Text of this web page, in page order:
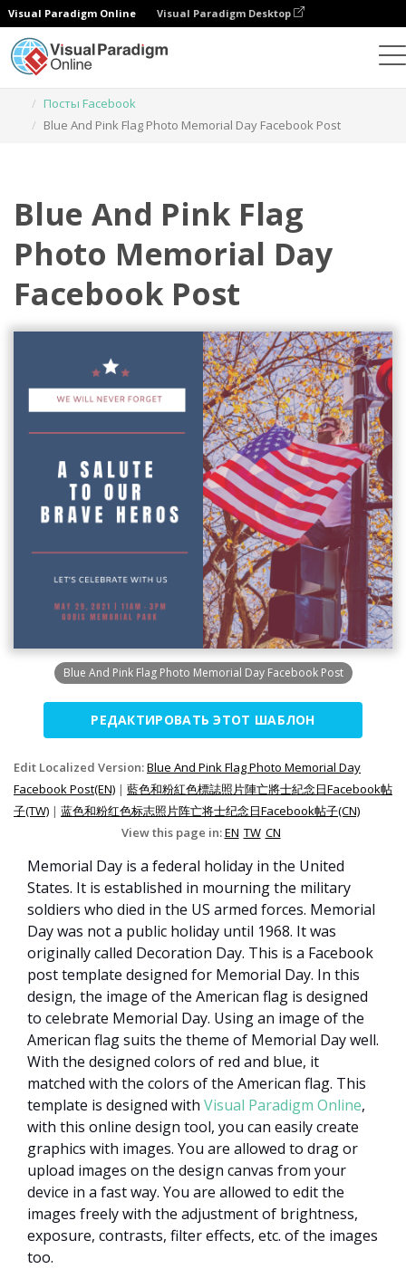
Visual Paradigm Online Visual Paradigm Desktop
Посты Facebook
Blue And Pink Flag Photo Memorial Day Facebook Post
Blue And Pink Flag
Photo Memorial Day
Facebook Post
Blue And Pink Flag Photo Memorial Day Facebook Post
РЕДАКТИРОВАТЬ ЭТОТ ШАБЛОН
Edit Localized Version:Blue And Pink Flag Photo Memorial Day
Facebook Post(EN) | 藍色和粉紅色標誌照片陣亡將士紀念日Facebook帖
子(TW) | 蓝色和粉红色标志照片阵亡将士纪念日Facebook帖子(CN)
View this page in:EN TW CN
Memorial Day is a federal holiday in the United
States. It is established in mourning the military
soldiers who died in the US armed forces. Memorial
Day was not a public holiday until 1968. It was
originally called Decoration Day. This is a Facebook
post template designed for Memorial Day. In this
design, the image of the American flag is designed
to celebrate Memorial Day. Using an image of the
American flag suits the theme of Memorial Day well.
With the designed colors of red and blue, it
matched with the colors of the American flag. This
template is designed with Visual Paradigm Online,
with this online design tool, you can easily create
graphics with images. You are allowed to drag or
upload images on the design canvas from your
device in a fast way. You are allowed to edit the
images freely with the adjustment of brightness,
exposure, contrasts, filter effects, etc. of the images
too.